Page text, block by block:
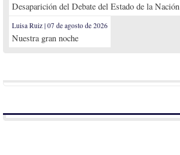
Desaparición del Debate del Estado de la Nación
Luisa Ruiz | 07 de agosto de 2026
Nuestra gran noche